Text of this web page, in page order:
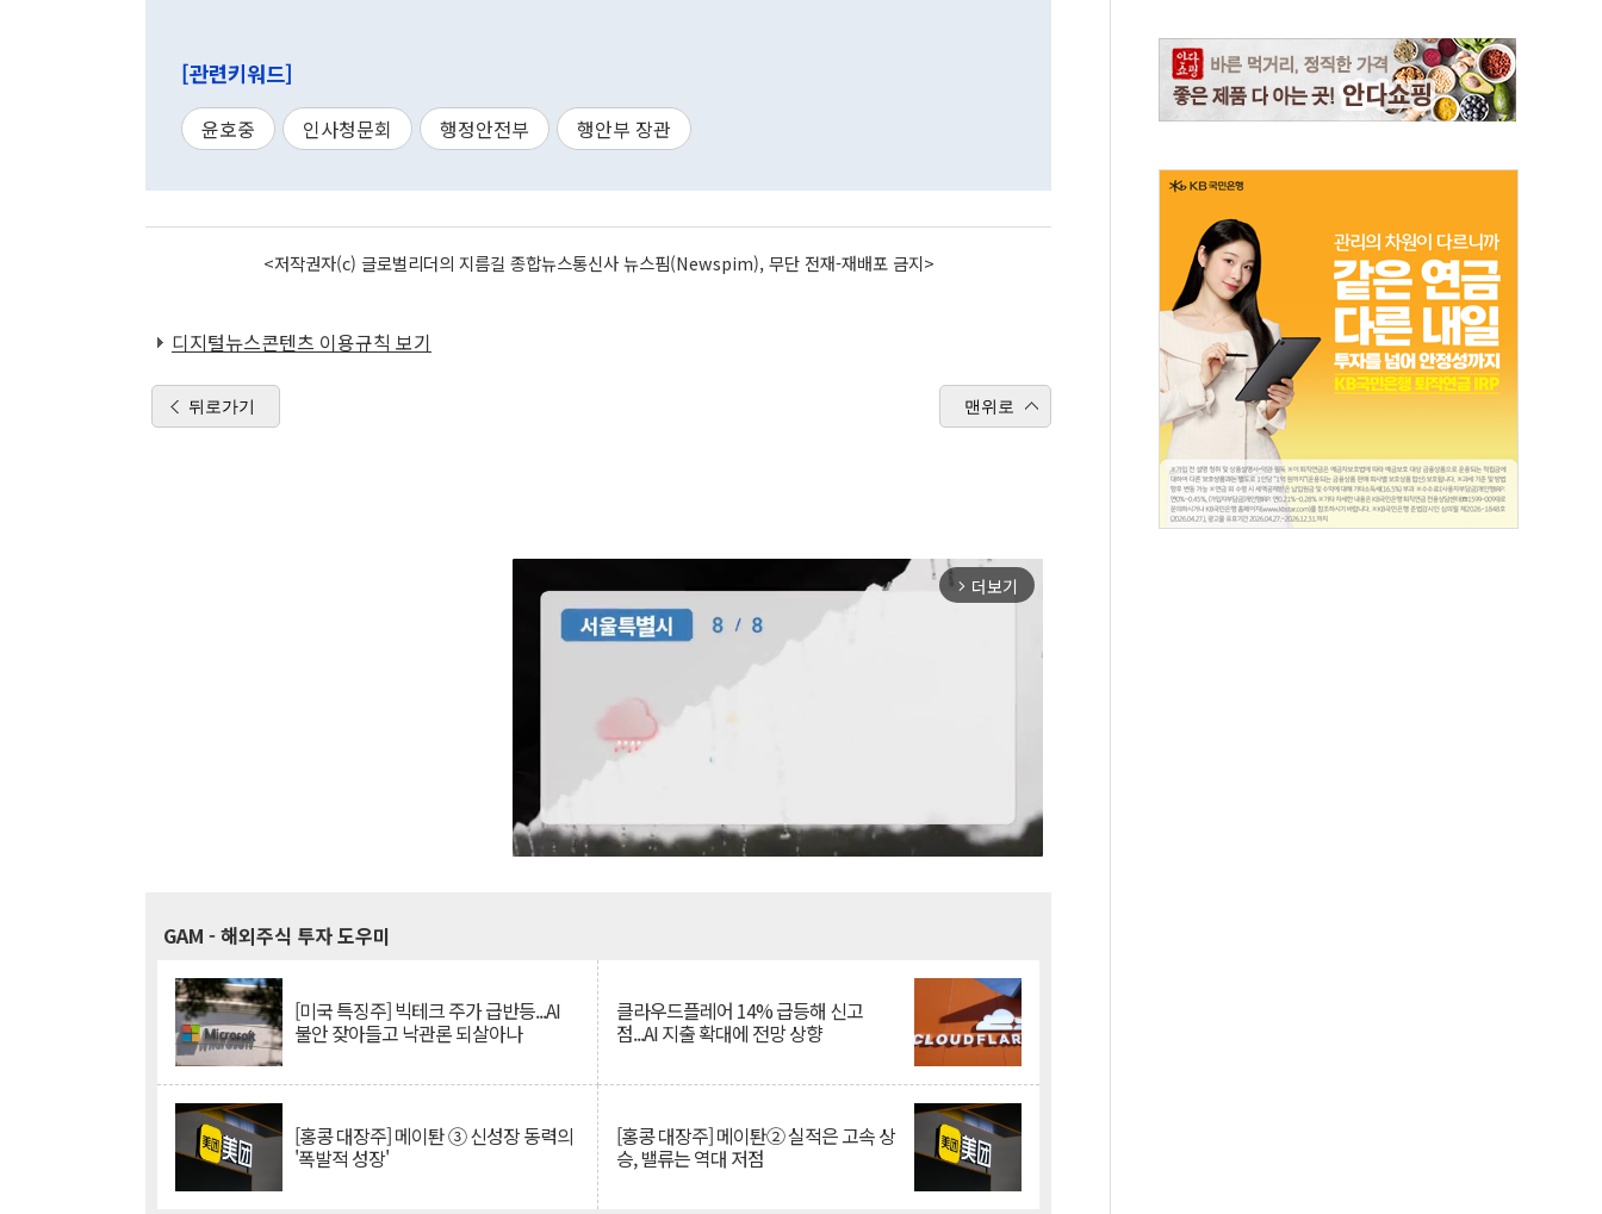
[관련키워드]
윤호중 인사청문회 행정안전부 행안부 장관
<저작권자(c) 글로벌리더의 지름길 종합뉴스통신사 뉴스핌(Newspim), 무단 전재-재배포 금지>
디지털뉴스콘텐츠 이용규칙 보기
뒤로가기 맨위로
arrow_forward_ios 더보기
GAM - 해외주식 투자 도우미
[미국 특징주] 빅테크 주가 급반등...AI
불안 잦아들고 낙관론 되살아나
클라우드플레어 14% 급등해 신고
점...AI 지출 확대에 전망 상향
[홍콩 대장주] 메이퇀 ③ 신성장 동력의
'폭발적 성장'
[홍콩 대장주] 메이퇀② 실적은 고속 상
승, 밸류는 역대 저점